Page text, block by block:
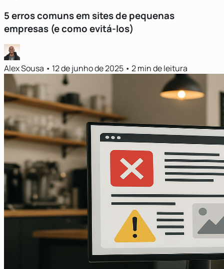
5 erros comuns em sites de pequenas
empresas (e como evitá-los)
Alex Sousa • 12 de junho de 2025 • 2 min de leitura